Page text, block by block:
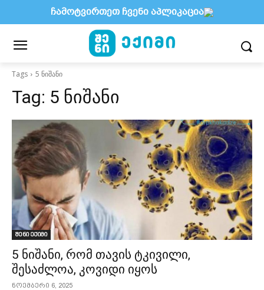
Tags 5 ნიშანი
Tag: 5 ნიშანი
შენი ექიმი
5 ნიშანი, რომ თავის ტკივილი,
შესაძლოა, კოვიდი იყოს
ნოემბერი 6, 2025
ჩამოტვირთეთ ჩვენი აპლიკაცია